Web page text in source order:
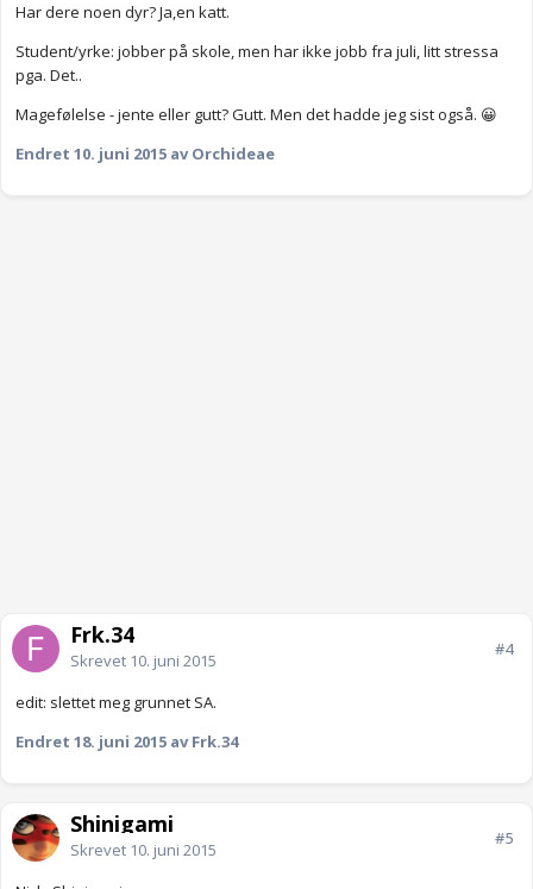
Har dere noen dyr? Ja,en katt.
Student/yrke: jobber på skole, men har ikke jobb fra juli, litt stressa
pga. Det..
Magefølelse - jente eller gutt? Gutt. Men det hadde jeg sist også. 😀
Endret 10. juni 2015 av Orchideae
Frk.34
Skrevet 10. juni 2015
#4
edit: slettet meg grunnet SA.
Endret 18. juni 2015 av Frk.34
Shinigami
Skrevet 10. juni 2015
#5